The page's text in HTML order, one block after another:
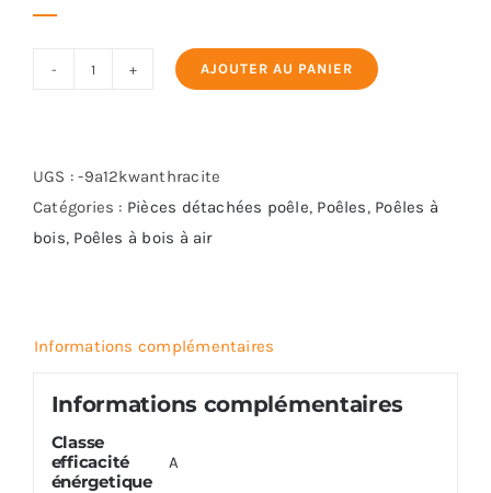
SEDAN
L
AJOUTER AU PANIER
UGS :-9a12kwanthracite
Catégories : Pièces détachées poêle, Poêles, Poêles à
bois, Poêles à bois à air
Informations complémentaires
Informations complémentaires
Classe
efficacité
énérgetique
A